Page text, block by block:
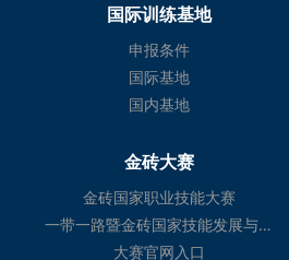
国际训练基地
申报条件
国际基地
国内基地
金砖大赛
金砖国家职业技能大赛
一带一路暨金砖国家技能发展与技术创新大赛
大赛官网入口